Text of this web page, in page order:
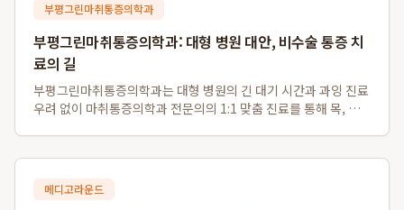
부평그린마취통증의학과
부평그린마취통증의학과: 대형 병원 대안, 비수술 통증 치
료의 길
부평그린마취통증의학과는 대형 병원의 긴 대기 시간과 과잉 진료
우려 없이 마취통증의학과 전문의의 1:1 맞춤 진료를 통해 목, 허
에 강점을 보이며, 대학병원...
메디고라운드